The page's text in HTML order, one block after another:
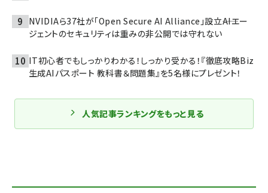
NVIDIAら37社が「Open Secure AI Alliance」設立――AIエー
ジェントのセキュリティは重みの非公開では守れない
IT初心者でもしっかりわかる！しっかり受かる！『徹底攻略Biz
生成AIパスポート 教科書＆問題集』を5名様にプレゼント！
人気記事ランキングをもっと見る